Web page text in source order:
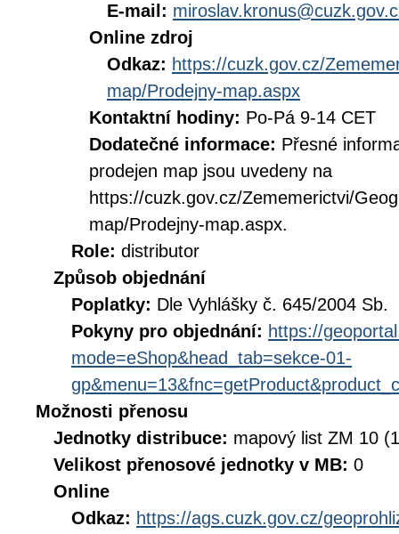
E-mail:
Online zdroj
Odkaz: https://cuzk.gov.cz/
map/Prodejny-map.aspx
Kontaktní hodiny: Po-Pá 9-14 CET
Dodatečné informace: Přesné
prodejen map jsou uvedeny na
https://cuzk.gov.cz/Zememerictvi/
map/Prodejny-map.aspx.
Role: distributor
Způsob objednání
Poplatky: Dle Vyhlášky č. 645/2004 Sb.
Pokyny pro objednání: https://
mode=eShop&head_tab=sekce-01-
Možnosti přenosu
Jednotky distribuce: mapový list ZM 10
Velikost přenosové jednotky v MB: 0
Online
Odkaz: https://ags.cuzk.gov.cz/